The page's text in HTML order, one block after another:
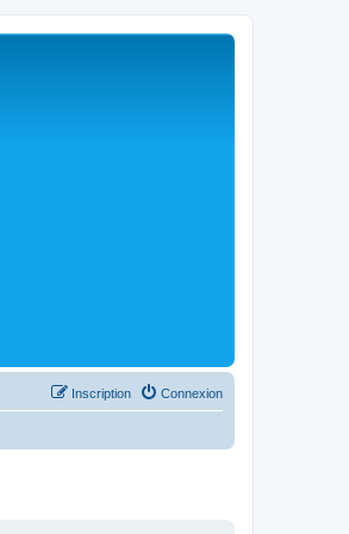
Connexion
Inscription